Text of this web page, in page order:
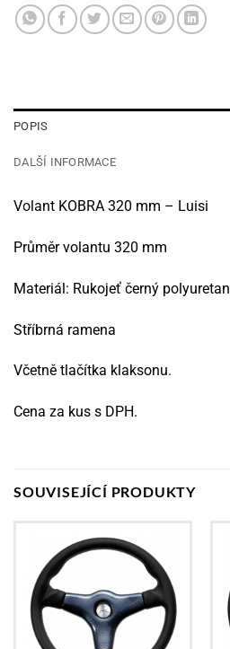
POPIS
DALŠÍ INFORMACE
Volant KOBRA 320 mm – Luisi
Průměr volantu 320 mm
Materiál: Rukojeť černý polyuretan
Stříbrná ramena
Včetně tlačítka klaksonu.
Cena za kus s DPH.
SOUVISEJÍCÍ PRODUKTY